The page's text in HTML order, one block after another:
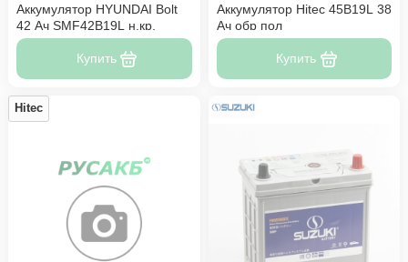
Аккумулятор HYUNDAI Bolt
42 Ач SMF42B19L н.кр.
Купить
Аккумулятор Hitec 45B19L 38
Ач обр пол
Купить
Hitec